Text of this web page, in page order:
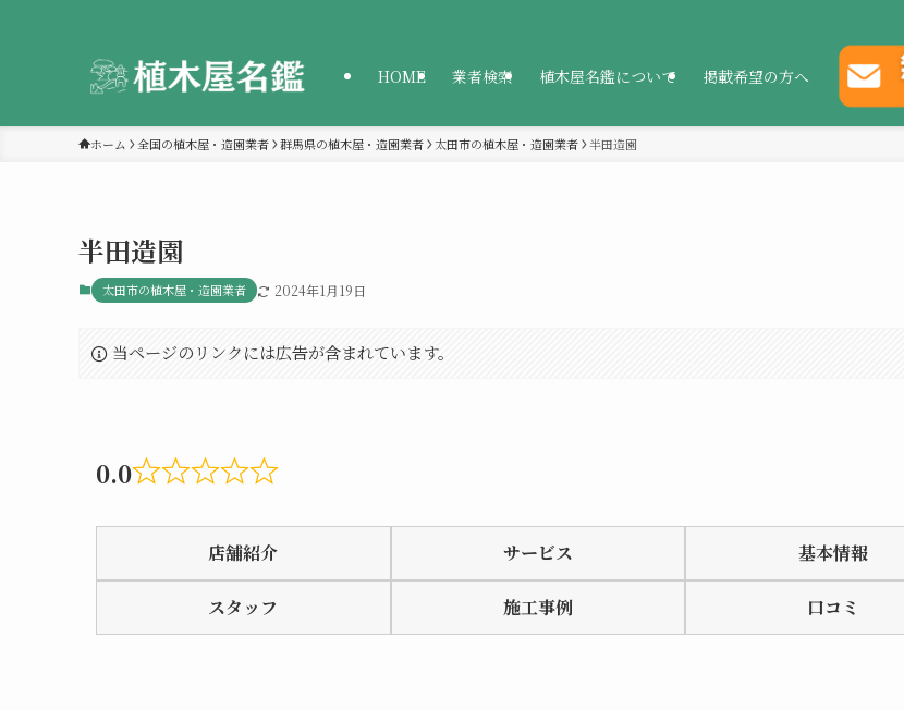
HOME 業者検索 植木屋名鑑について 掲載希望の方へ
ホーム 全国の植木屋・造園業者 群馬県の植木屋・造園業者 太田市の植木屋・造園業者 半田造園
半田造園
太田市の植木屋・造園業者 2024年1月19日
当ページのリンクには広告が含まれています。
0.0
Rated
0.0
out
of
5
店舗紹介 サービス 基本情報
スタッフ 施工事例 口コミ